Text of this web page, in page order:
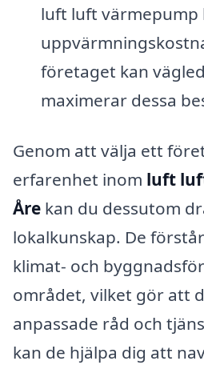
luft luft värmepump
företaget kan
maximerar dessa
Genom att välja ett
erfarenhet inom luft
Åre kan du dessutom
lokalkunskap. De
klimat- och
området, vilket gör att
anpassade råd och
kan de hjälpa dig att